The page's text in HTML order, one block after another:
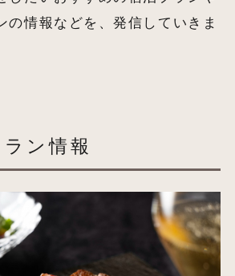
の情報などを、発信していきま
ン情報